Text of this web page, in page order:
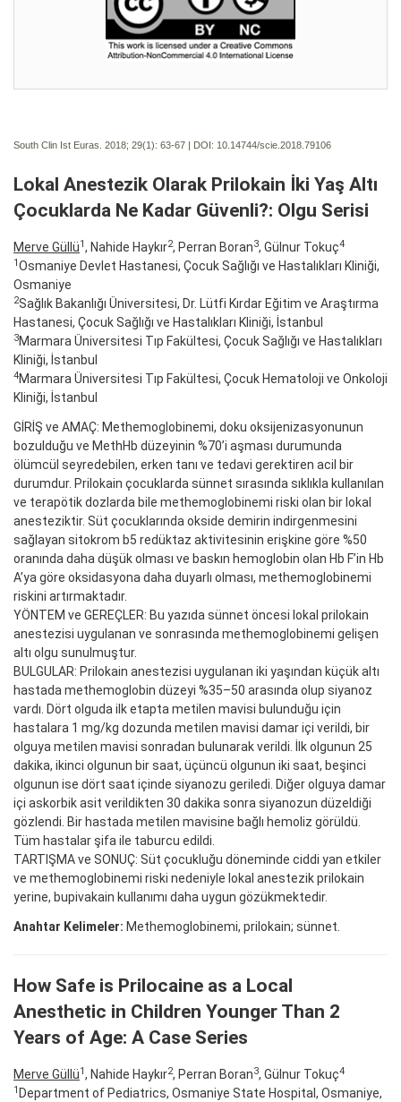
South Clin Ist Euras. 2018; 29(1): 63-67 | DOI: 10.14744/scie.2018.79106
Lokal Anestezik Olarak Prilokain İki Yaş Altı
Çocuklarda Ne Kadar Güvenli?: Olgu Serisi
Merve Güllü1, Nahide Haykır2, Perran Boran3, Gülnur Tokuç4
1Osmaniye Devlet Hastanesi, Çocuk Sağlığı ve Hastalıkları Kliniği,
Osmaniye
2Sağlık Bakanlığı Üniversitesi, Dr. Lütfi Kırdar Eğitim ve Araştırma
Hastanesi, Çocuk Sağlığı ve Hastalıkları Kliniği, İstanbul
3Marmara Üniversitesi Tıp Fakültesi, Çocuk Sağlığı ve Hastalıkları
Kliniği, İstanbul
4Marmara Üniversitesi Tıp Fakültesi, Çocuk Hematoloji ve Onkoloji
Kliniği, İstanbul
GİRİŞ ve AMAÇ: Methemoglobinemi, doku oksijenizasyonunun
bozulduğu ve MethHb düzeyinin %70’i aşması durumunda
ölümcül seyredebilen, erken tanı ve tedavi gerektiren acil bir
durumdur. Prilokain çocuklarda sünnet sırasında sıklıkla kullanılan
ve terapötik dozlarda bile methemoglobinemi riski olan bir lokal
anesteziktir. Süt çocuklarında okside demirin indirgenmesini
sağlayan sitokrom b5 redüktaz aktivitesinin erişkine göre %50
oranında daha düşük olması ve baskın hemoglobin olan Hb F’in Hb
A’ya göre oksidasyona daha duyarlı olması, methemoglobinemi
riskini artırmaktadır.
YÖNTEM ve GEREÇLER: Bu yazıda sünnet öncesi lokal prilokain
anestezisi uygulanan ve sonrasında methemoglobinemi gelişen
altı olgu sunulmuştur.
BULGULAR: Prilokain anestezisi uygulanan iki yaşından küçük altı
hastada methemoglobin düzeyi %35–50 arasında olup siyanoz
vardı. Dört olguda ilk etapta metilen mavisi bulunduğu için
hastalara 1 mg/kg dozunda metilen mavisi damar içi verildi, bir
olguya metilen mavisi sonradan bulunarak verildi. İlk olgunun 25
dakika, ikinci olgunun bir saat, üçüncü olgunun iki saat, beşinci
olgunun ise dört saat içinde siyanozu geriledi. Diğer olguya damar
içi askorbik asit verildikten 30 dakika sonra siyanozun düzeldiği
gözlendi. Bir hastada metilen mavisine bağlı hemoliz görüldü.
Tüm hastalar şifa ile taburcu edildi.
TARTIŞMA ve SONUÇ: Süt çocukluğu döneminde ciddi yan etkiler
ve methemoglobinemi riski nedeniyle lokal anestezik prilokain
yerine, bupivakain kullanımı daha uygun gözükmektedir.
Anahtar Kelimeler: Methemoglobinemi, prilokain; sünnet.
How Safe is Prilocaine as a Local
Anesthetic in Children Younger Than 2
Years of Age: A Case Series
Merve Güllü1, Nahide Haykır2, Perran Boran3, Gülnur Tokuç4
1 Department of Pediatrics, Osmaniye State Hospital, Osmaniye,